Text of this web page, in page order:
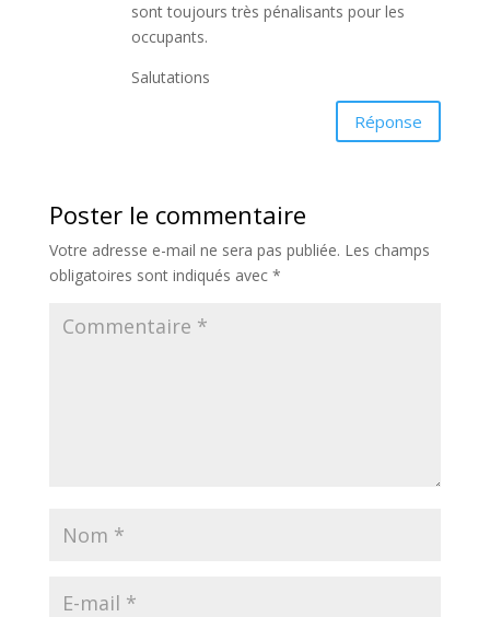
sont toujours très pénalisants pour les
occupants.
Salutations
Réponse
Poster le commentaire
Votre adresse e-mail ne sera pas publiée. Les champs
obligatoires sont indiqués avec *